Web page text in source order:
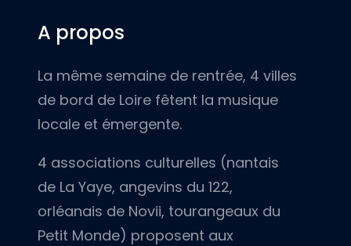
A propos
La même semaine de rentrée, 4 villes
de bord de Loire fêtent la musique
locale et émergente.
4 associations culturelles (nantais
de La Yaye, angevins du 122,
orléanais de Novii, tourangeaux du
Petit Monde) proposent aux